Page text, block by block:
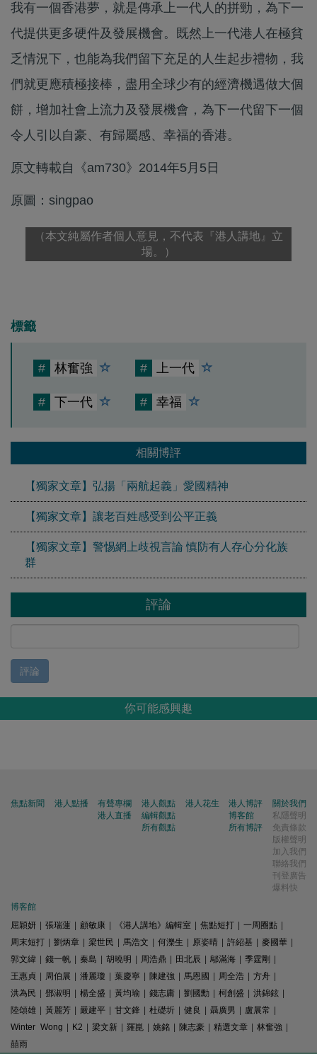
我有一個香港夢，就是傳承上一代人的拼勁，為下一
代提供更多硬件及發展機會。既然上一代港人在極貧
乏情況下，也能為我們留下充足的人生起步禮物，我
們就更應積極接棒，盡用全球少有的經濟機遇做大個
餅，增加社會上流力及發展機會，為下一代留下一個
令人引以自豪、有歸屬感、幸福的香港。
原文轉載自《am730》2014年5月5日
原圖：singpao
（本文純屬作者個人意見，不代表『港人講地』立
場。）
標籤
# 林奮強 # 上一代
# 下一代 # 幸福
相關博評
【獨家文章】弘揚「兩航起義」愛國精神
【獨家文章】讓老百姓感受到公平正義
【獨家文章】警惕網上歧視言論 慎防有人存心分化族
群
評論
評論
你可能感興趣
焦點新聞 港人點播
有聲專欄
港人直播
港人觀點
編輯觀點
所有觀點
港人花生
港人博評
博客館
所有博評
關於我們
私隱聲明
免責條款
版權聲明
加入我們
聯絡我們
刊登廣告
爆料快
博客館
屈穎妍
張瑞蓮 顧敏康 《港人講地》編輯室 焦點短打 一周圈點
周末短打
劉炳章 梁世民 馬浩文 何濼生 原姿晴 許紹基 麥國華
郭文緯
錢一帆 秦島 胡曉明 周浩鼎 田北辰 鄔滿海 季霆剛
王惠貞
周伯展 潘麗瓊 葉慶寧 陳建強 馬恩國 周全浩 方舟
洪為民
鄧淑明 楊全盛 黃均瑜 錢志庸 劉國勳 柯創盛 洪錦鉉
陸頌雄
黃麗芳 嚴建平 甘文鋒 杜礎圻 健良 聶廣男 盧展常
Winter Wong
K2 梁文新 羅崑 姚銘 陳志豪 精選文章 林奮強
囍雨